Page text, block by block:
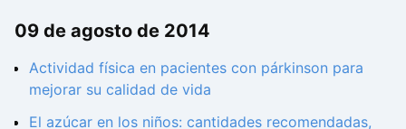
09 de agosto de 2014
Actividad física en pacientes con párkinson para
mejorar su calidad de vida
El azúcar en los niños: cantidades recomendadas,